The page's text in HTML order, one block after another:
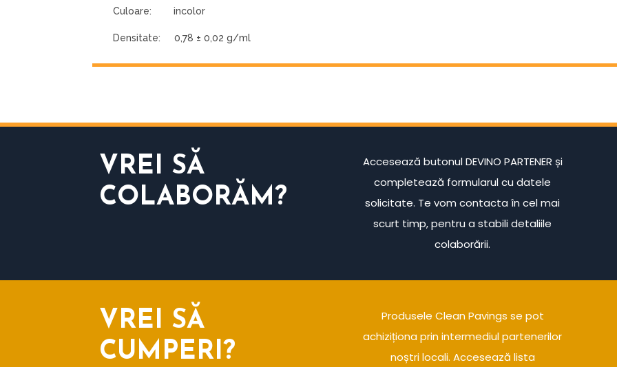
Culoare: incolor
Densitate: 0,78 ± 0,02 g/ml
VREI SĂ
COLABORĂM?
Accesează butonul DEVINO PARTENER și
completează formularul cu datele
solicitate. Te vom contacta în cel mai
scurt timp, pentru a stabili detaliile
colaborării.
VREI SĂ
CUMPERI?
Produsele Clean Pavings se pot
achiziționa prin intermediul partenerilor
noștri locali. Accesează lista